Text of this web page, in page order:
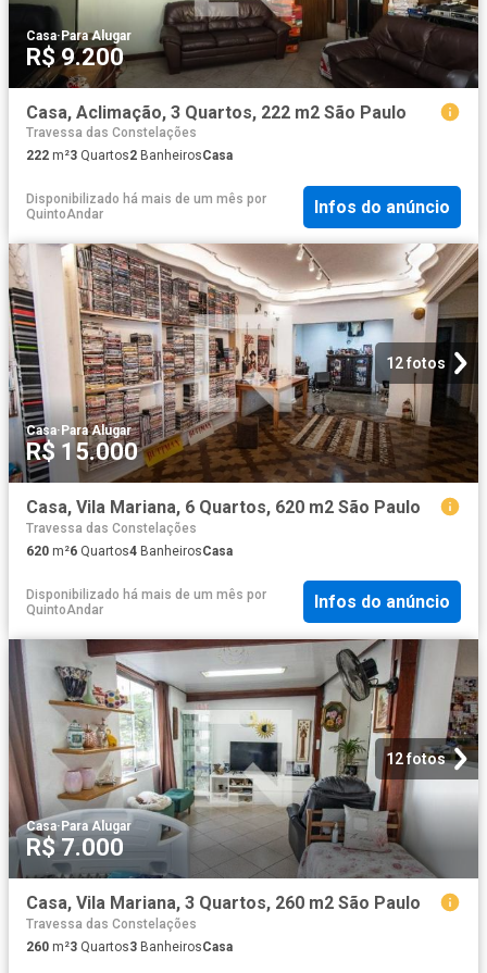
Casa·Para Alugar
R$ 9.200
Casa, Aclimação, 3 Quartos, 222 m2 São Paulo
Travessa das Constelações
222 m²3 Quartos2 BanheirosCasa
Disponibilizado há mais de um mês por
QuintoAndar
Infos do anúncio
12 fotos
Casa· Para Alugar
R$ 15.000
Casa, Vila Mariana, 6 Quartos, 620 m2 São Paulo
Travessa das Constelações
620 m²6 Quartos4 BanheirosCasa
Disponibilizado há mais de um mês por
QuintoAndar
Infos do anúncio
12 fotos
Casa·Para Alugar
R$ 7.000
Casa, Vila Mariana, 3 Quartos, 260 m2 São Paulo
Travessa das Constelações
260 m²3 Quartos3 BanheirosCasa